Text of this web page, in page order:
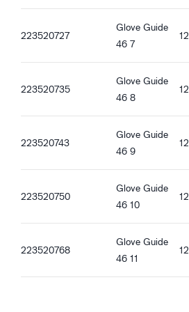
Forsterkning av fingertuppene
Kvalitetsegenskaper
Ergonomiske egenskaper
Vanlig passform
Elastisk ved håndleddet
Guide 46_de-DE_Productsheet.pdf
Guide 46_es-ES_Productsheet.pdf
Guide 46_pl-PL_Productsheet.pdf
Guide 46_ro-RO_Productsheet.pdf
Guide 46_et-EE_Productsheet.pdf
223520727
Glove Guide
46 7
12
223520735
Glove Guide
46 8
12
223520743
Glove Guide
46 9
12
223520750
Glove Guide
46 10
12
223520768
Glove Guide
46 11
12